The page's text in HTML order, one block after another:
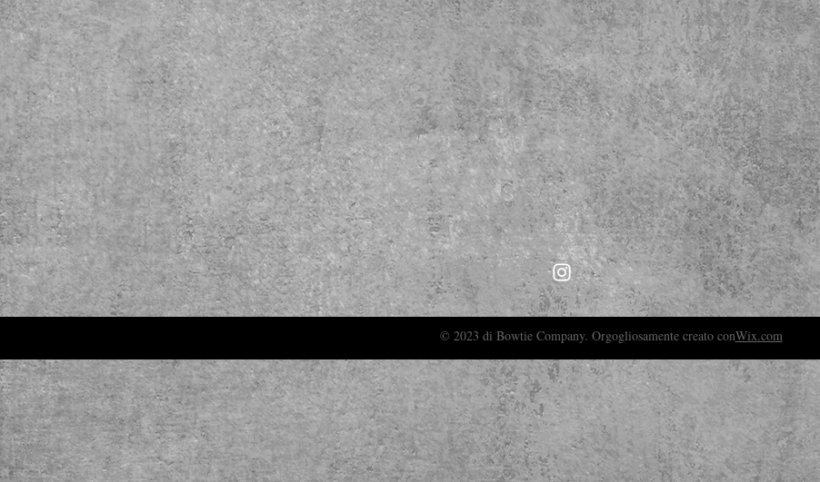
© 2023 di Bowtie Company. Orgogliosamente creato conWix.com